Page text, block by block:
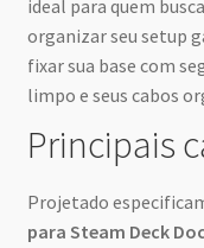
ideal para quem
organizar seu setup
fixar sua base com
limpo e seus cabos
Principais
Projetado
para Steam Deck